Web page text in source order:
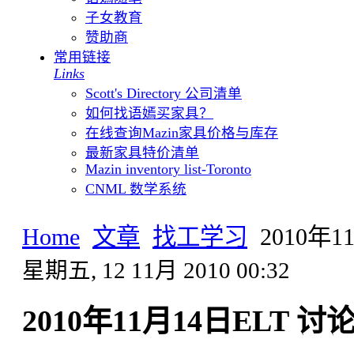
子女教育
赞助商
常用链接
Links
Scott's Directory 公司清单
如何找语嫣买家具？
在线查询Mazin家具价格与库存
最新家具特价清单
Mazin inventory list-Toronto
CNML 数学系统
Home 文章 找工学习 2010年
星期五, 12 11月 2010 00:32
2010年11月14日ELT 讨